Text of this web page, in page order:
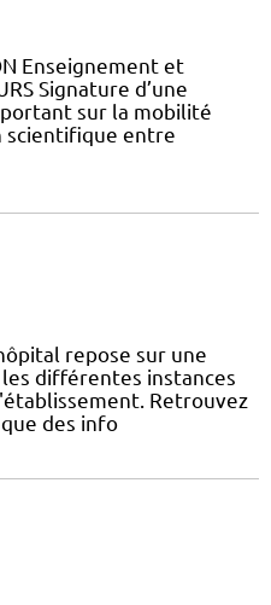
Enseignement et
Signature d’une
sur la mobilité
scientifique entre
repose sur une
différentes instances
Retrouvez
des info